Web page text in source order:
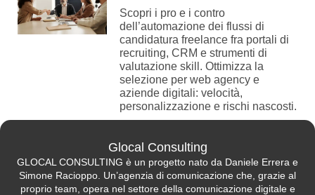
Scopri i pro e i contro
dell’automazione dei flussi di
candidatura freelance fra portali di
recruiting, CRM e strumenti di
valutazione skill. Ottimizza la
selezione per web agency e
aziende digitali: velocità,
personalizzazione e rischi nascosti.
Glocal Consulting
GLOCAL CONSULTING è un progetto nato da Daniele Errera e
Simone Racioppo. Un’agenzia di comunicazione che, grazie al
proprio team, opera nel settore della comunicazione digitale e